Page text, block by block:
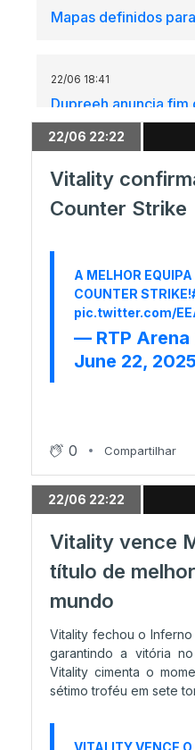
Mapas definidos
22/06 18:41
Dupreeh anuncia fim
Análise da grande
22/06 17:30
Showmatch aquece
21/06 23:37
The MongolZ
Reviravolta do
Vitality avança para
MOUZ garante o
Primeiro mapa
22/06 22:22
Vitality
Counter Strike
A MELHOR
COUNTER STRIKE!
pic.twitter.com/
— RTP Arena
June 22, 2025
0 Compartilhar
22/06 22:22
Vitality vence
título de
mundo
Vitality fechou o Inferno
garantindo a vitória
Vitality cimenta o
sétimo troféu em sete